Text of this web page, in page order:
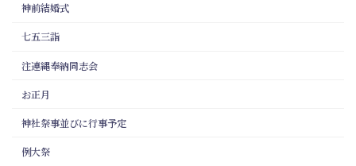
神前結婚式
七五三詣
注連縄奉納同志会
お正月
神社祭事並びに行事予定
例大祭